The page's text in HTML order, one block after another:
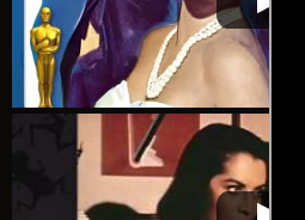
vida
Imitación de la
Video de la